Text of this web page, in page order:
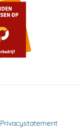
Privacystatement